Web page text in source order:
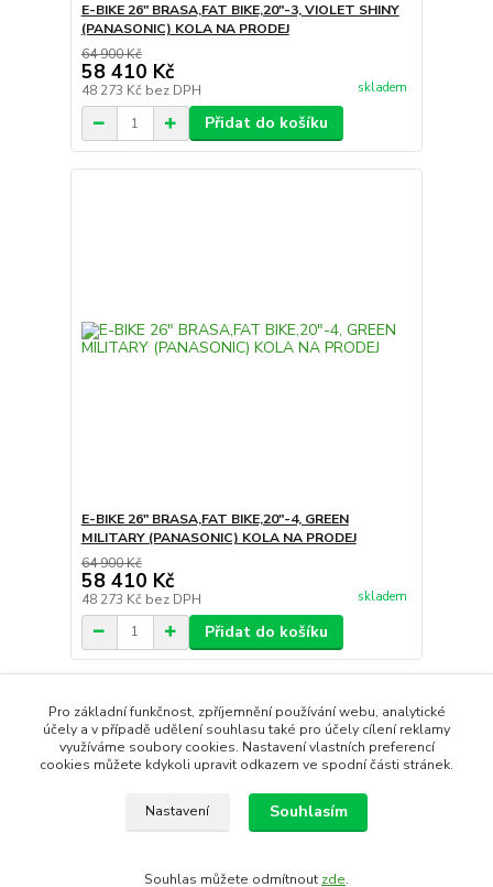
E-BIKE 26" BRASA,FAT BIKE,20"-3, VIOLET SHINY
(PANASONIC) KOLA NA PRODEJ
64 900 Kč
58 410 Kč
48 273 Kč bez DPH skladem
Přidat do košíku
E-BIKE 26" BRASA,FAT BIKE,20"-4, GREEN
MILITARY (PANASONIC) KOLA NA PRODEJ
64 900 Kč
58 410 Kč
48 273 Kč bez DPH skladem
Přidat do košíku
strana
Pro základní funkčnost, zpříjemnění používání webu, analytické
účely a v případě udělení souhlasu také pro účely cílení reklamy
využíváme soubory cookies. Nastavení vlastních preferencí
cookies můžete kdykoli upravit odkazem ve spodní části stránek.
Nastavení Souhlasím
Souhlas můžete odmítnout zde.